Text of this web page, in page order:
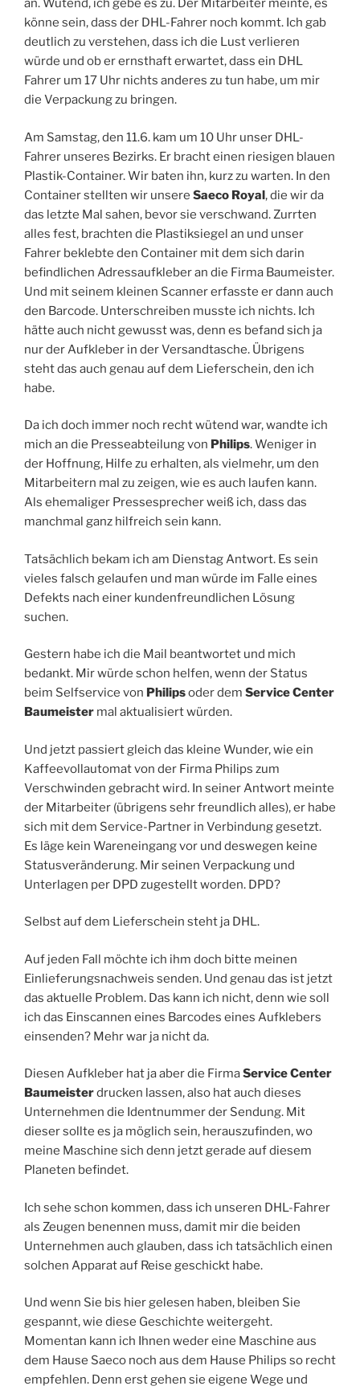
an. Wütend, ich gebe es zu. Der Mitarbeiter meinte, es
könne sein, dass der DHL-Fahrer noch kommt. Ich gab
deutlich zu verstehen, dass ich die Lust verlieren
würde und ob er ernsthaft erwartet, dass ein DHL
Fahrer um 17 Uhr nichts anderes zu tun habe, um mir
die Verpackung zu bringen.
Am Samstag, den 11.6. kam um 10 Uhr unser DHL-
Fahrer unseres Bezirks. Er bracht einen riesigen blauen
Plastik-Container. Wir baten ihn, kurz zu warten. In den
Container stellten wir unsere Saeco Royal, die wir da
das letzte Mal sahen, bevor sie verschwand. Zurrten
alles fest, brachten die Plastiksiegel an und unser
Fahrer beklebte den Container mit dem sich darin
befindlichen Adressaufkleber an die Firma Baumeister.
Und mit seinem kleinen Scanner erfasste er dann auch
den Barcode. Unterschreiben musste ich nichts. Ich
hätte auch nicht gewusst was, denn es befand sich ja
nur der Aufkleber in der Versandtasche. Übrigens
steht das auch genau auf dem Lieferschein, den ich
habe.
Da ich doch immer noch recht wütend war, wandte ich
mich an die Presseabteilung von Philips. Weniger in
der Hoffnung, Hilfe zu erhalten, als vielmehr, um den
Mitarbeitern mal zu zeigen, wie es auch laufen kann.
Als ehemaliger Pressesprecher weiß ich, dass das
manchmal ganz hilfreich sein kann.
Tatsächlich bekam ich am Dienstag Antwort. Es sein
vieles falsch gelaufen und man würde im Falle eines
Defekts nach einer kundenfreundlichen Lösung
suchen.
Gestern habe ich die Mail beantwortet und mich
bedankt. Mir würde schon helfen, wenn der Status
beim Selfservice von Philipsoder dem Service Center
Baumeister mal aktualisiert würden.
Und jetzt passiert gleich das kleine Wunder, wie ein
Kaffeevollautomat von der Firma Philips zum
Verschwinden gebracht wird. In seiner Antwort meinte
der Mitarbeiter (übrigens sehr freundlich alles), er habe
sich mit dem Service-Partner in Verbindung gesetzt.
Es läge kein Wareneingang vor und deswegen keine
Statusveränderung. Mir seinen Verpackung und
Unterlagen per DPD zugestellt worden. DPD?
Selbst auf dem Lieferschein steht ja DHL.
Auf jeden Fall möchte ich ihm doch bitte meinen
Einlieferungsnachweis senden. Und genau das ist jetzt
das aktuelle Problem. Das kann ich nicht, denn wie soll
ich das Einscannen eines Barcodes eines Aufklebers
einsenden? Mehr war ja nicht da.
Diesen Aufkleber hat ja aber die FirmaService Center
Baumeisterdrucken lassen, also hat auch dieses
Unternehmen die Identnummer der Sendung. Mit
dieser sollte es ja möglich sein, herauszufinden, wo
meine Maschine sich denn jetzt gerade auf diesem
Planeten befindet.
Ich sehe schon kommen, dass ich unseren DHL-Fahrer
als Zeugen benennen muss, damit mir die beiden
Unternehmen auch glauben, dass ich tatsächlich einen
solchen Apparat auf Reise geschickt habe.
Und wenn Sie bis hier gelesen haben, bleiben Sie
gespannt, wie diese Geschichte weitergeht.
Momentan kann ich Ihnen weder eine Maschine aus
dem Hause Saeco noch aus dem Hause Philips so recht
empfehlen. Denn erst gehen sie eigene Wege und